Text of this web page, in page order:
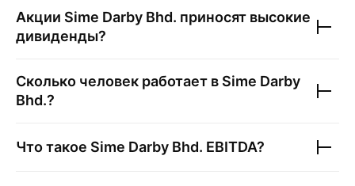
Акции Sime Darby Bhd. приносят высокие
дивиденды?
Сколько человек работает в Sime Darby
Bhd.?
Что такое Sime Darby Bhd. EBITDA?